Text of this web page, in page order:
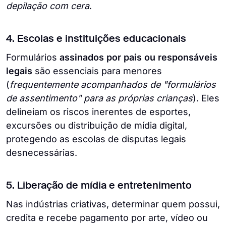
depilação com cera.
4. Escolas e instituições educacionais
Formulários assinados por pais ou responsáveis
legais são essenciais para menores
(frequentemente acompanhados de "formulários
de assentimento" para as próprias crianças). Eles
delineiam os riscos inerentes de esportes,
excursões ou distribuição de mídia digital,
protegendo as escolas de disputas legais
desnecessárias.
5. Liberação de mídia e entretenimento
Nas indústrias criativas, determinar quem possui,
credita e recebe pagamento por arte, vídeo ou